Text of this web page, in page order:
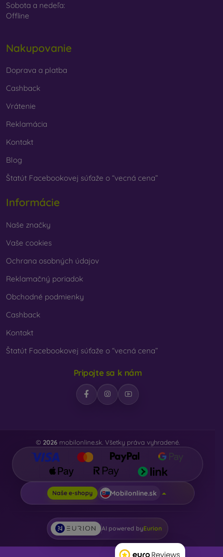
Sobota a nedeľa:
Offline
Nakupovanie
Doprava a platba
Cashback
Vrátenie
Reklamácia
Kontakt
Blog
Štatút Facebookovej súťaže o “vecná cena”
Informácie
Naše značky
Vaše cookies
Ochrana osobných údajov
Reklamačný poriadok
Obchodné podmienky
Cashback
Kontakt
Štatút Facebookovej súťaže o “vecná cena”
Pripojte sa k nám
© 2026mobilonline.sk. Všetky práva vyhradené.
Naše e-shopy Mobilonline.sk
AI powered byEurion